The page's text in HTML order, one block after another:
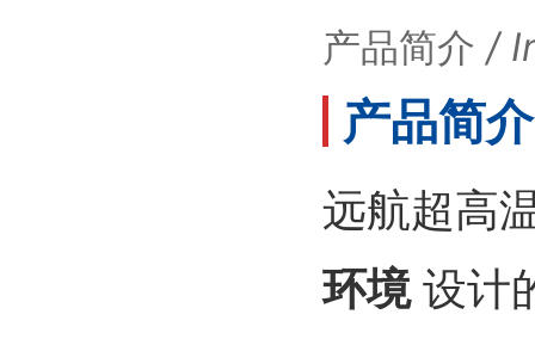
产品简介 /
产品简
远航超高
环境设计